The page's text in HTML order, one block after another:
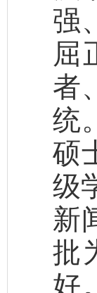
强
屈
者
统
硕
级
新
批
好